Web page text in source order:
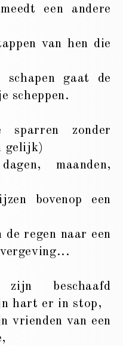
een andere
van hen die
gaat de
scheppen.
zonder
gelijk)
maanden,
bovenop een
de regen naar een
beschaafd
hart er in stop,
vrienden van een